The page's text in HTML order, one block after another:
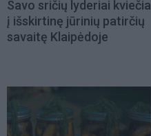
Savo sričių lyderiai kviečia
į išskirtinę jūrinių patirčių
savaitę Klaipėdoje